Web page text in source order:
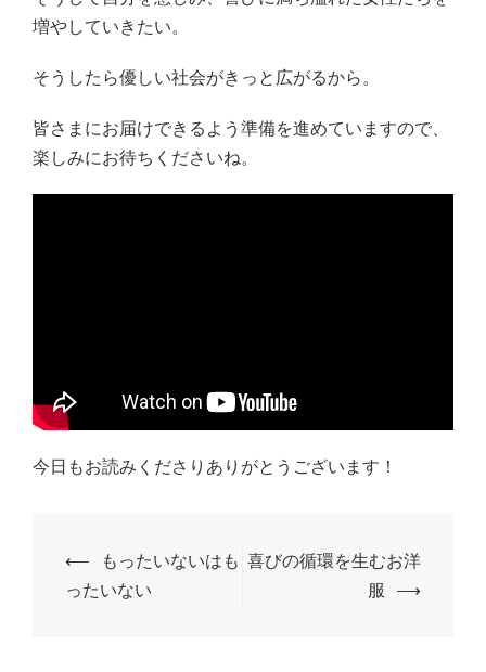
増やしていきたい。
そうしたら優しい社会がきっと広がるから。
皆さまにお届けできるよう準備を進めていますので、
楽しみにお待ちくださいね。
今日もお読みくださりありがとうございます！
投
稿
⟵
もったいないはも
ったいない
喜びの循環を生むお洋
服
⟶